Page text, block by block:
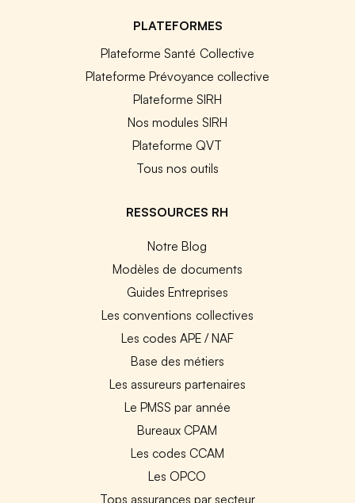
PLATEFORMES
Plateforme Santé Collective
Plateforme Prévoyance collective
Plateforme SIRH
Nos modules SIRH
Plateforme QVT
Tous nos outils
RESSOURCES RH
Notre Blog
Modèles de documents
Guides Entreprises
Les conventions collectives
Les codes APE / NAF
Base des métiers
Les assureurs partenaires
Le PMSS par année
Bureaux CPAM
Les codes CCAM
Les OPCO
Tops assurances par secteur